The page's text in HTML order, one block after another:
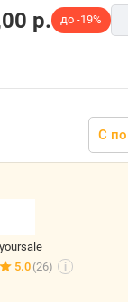
p. до -19%
С
yoursale
5.0 (26) i